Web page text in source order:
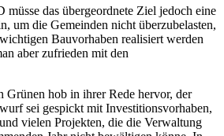
müsse das übergeordnete Ziel jedoch eine
um die Gemeinden nicht überzubelasten,
Bauvorhaben realisiert werden
aber zufrieden mit den
Grünen hob in ihrer Rede hervor, der
sei gespickt mit Investitionsvorhaben,
vielen Projekten, die die Verwaltung